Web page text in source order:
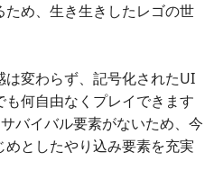
め、生き生きしたレゴの世
変わらず、記号化されたUI
何自由なくプレイできます
バイバル要素がないため、今
としたやり込み要素を充実